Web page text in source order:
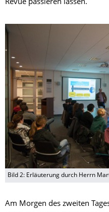
Revue passieren lassen.
Bild 2: Erläuterung durch Herrn
Am Morgen des zweiten